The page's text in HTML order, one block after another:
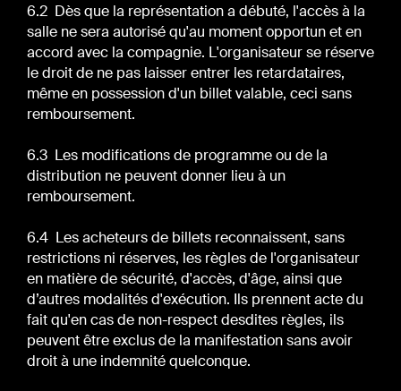
6.2 Dès que la représentation a débuté, l'accès à la
salle ne sera autorisé qu'au moment opportun et en
accord avec la compagnie. L'organisateur se réserve
le droit de ne pas laisser entrer les retardataires,
même en possession d'un billet valable, ceci sans
remboursement.
6.3 Les modifications de programme ou de la
distribution ne peuvent donner lieu à un
remboursement.
6.4 Les acheteurs de billets reconnaissent, sans
restrictions ni réserves, les règles de l'organisateur
en matière de sécurité, d'accès, d'âge, ainsi que
d’autres modalités d'exécution. Ils prennent acte du
fait qu'en cas de non-respect desdites règles, ils
peuvent être exclus de la manifestation sans avoir
droit à une indemnité quelconque.